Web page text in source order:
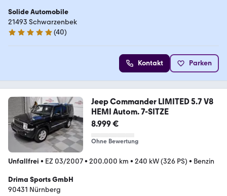
Solide Automobile
21493 Schwarzenbek
4.8 Sterne
(40)
Kontakt Parken
Jeep Commander LIMITED 5.7 V8
HEMI Autom. 7-SITZE
8.999 €
Ohne Bewertung
Unfallfrei • EZ 03/2007• 200.000 km • 240 kW (326 PS) • Benzin
Drima Sports GmbH
90431 Nürnberg